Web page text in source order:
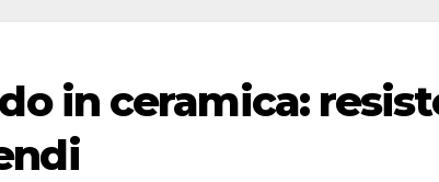
in ceramica: